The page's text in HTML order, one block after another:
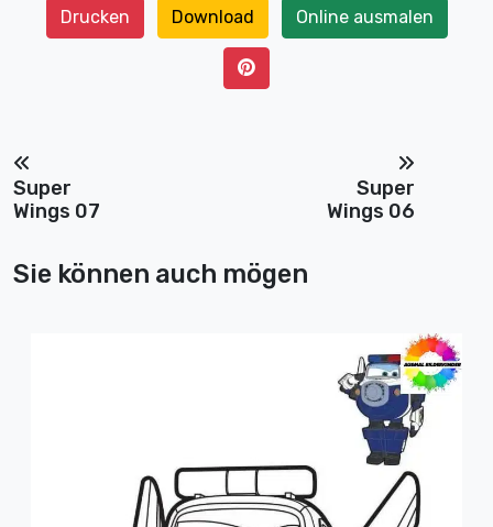
Drucken Download Online ausmalen
Super
Wings 07
Super
Wings 06
Sie können auch mögen